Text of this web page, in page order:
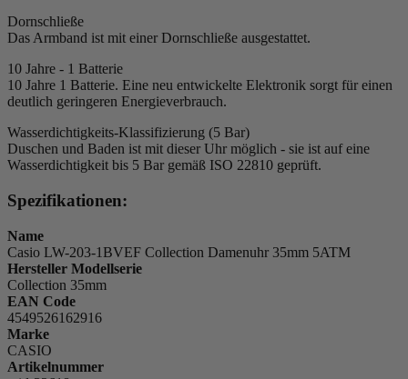
Dornschließe
Das Armband ist mit einer Dornschließe ausgestattet.
10 Jahre - 1 Batterie
10 Jahre 1 Batterie. Eine neu entwickelte Elektronik sorgt für einen
deutlich geringeren Energieverbrauch.
Wasserdichtigkeits-Klassifizierung (5 Bar)
Duschen und Baden ist mit dieser Uhr möglich - sie ist auf eine
Wasserdichtigkeit bis 5 Bar gemäß ISO 22810 geprüft.
Spezifikationen:
Name
Casio LW-203-1BVEF Collection Damenuhr 35mm 5ATM
Hersteller Modellserie
Collection 35mm
EAN Code
4549526162916
Marke
CASIO
Artikelnummer